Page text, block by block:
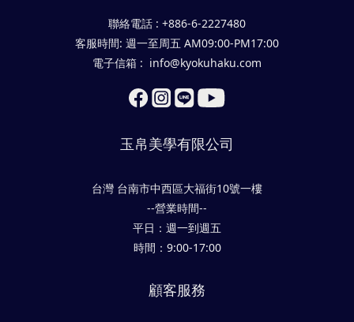
聯絡電話 : +886-6-2227480
客服時間: 週一至周五 AM09:00-PM17:00
電子信箱 : info@kyokuhaku.com
玉帛美學有限公司
台灣 台南市中西區大福街10號一樓
--營業時間--
平日：週一到週五
時間：9:00-17:00
顧客服務